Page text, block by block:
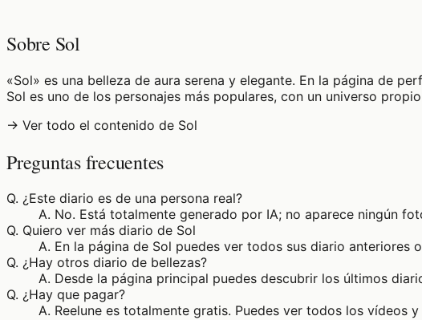
Sobre Sol
«Sol» es una belleza de aura serena y elegante. En la página de
Sol es uno de los personajes más populares, con un universo
→ Ver todo el contenido de Sol
Preguntas frecuentes
Q. ¿Este diario es de una persona real?
A. No. Está totalmente generado por IA; no aparece ningún
Q. Quiero ver más diario de Sol
A. En la página de Sol puedes ver todos sus diario anteriores
Q. ¿Hay otros diario de bellezas?
A. Desde la página principal puedes descubrir los últimos
Q. ¿Hay que pagar?
A. Reelune es totalmente gratis. Puedes ver todos los vídeos